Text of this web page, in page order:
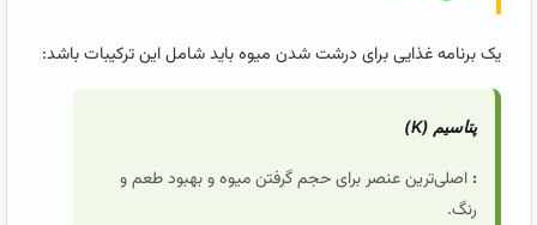
یک برنامه غذایی برای درشت شدن میوه باید شامل این ترکیبات باشد:
پتاسیم (K)
: اصلی‌ترین عنصر برای حجم گرفتن میوه و بهبود طعم و
رنگ.